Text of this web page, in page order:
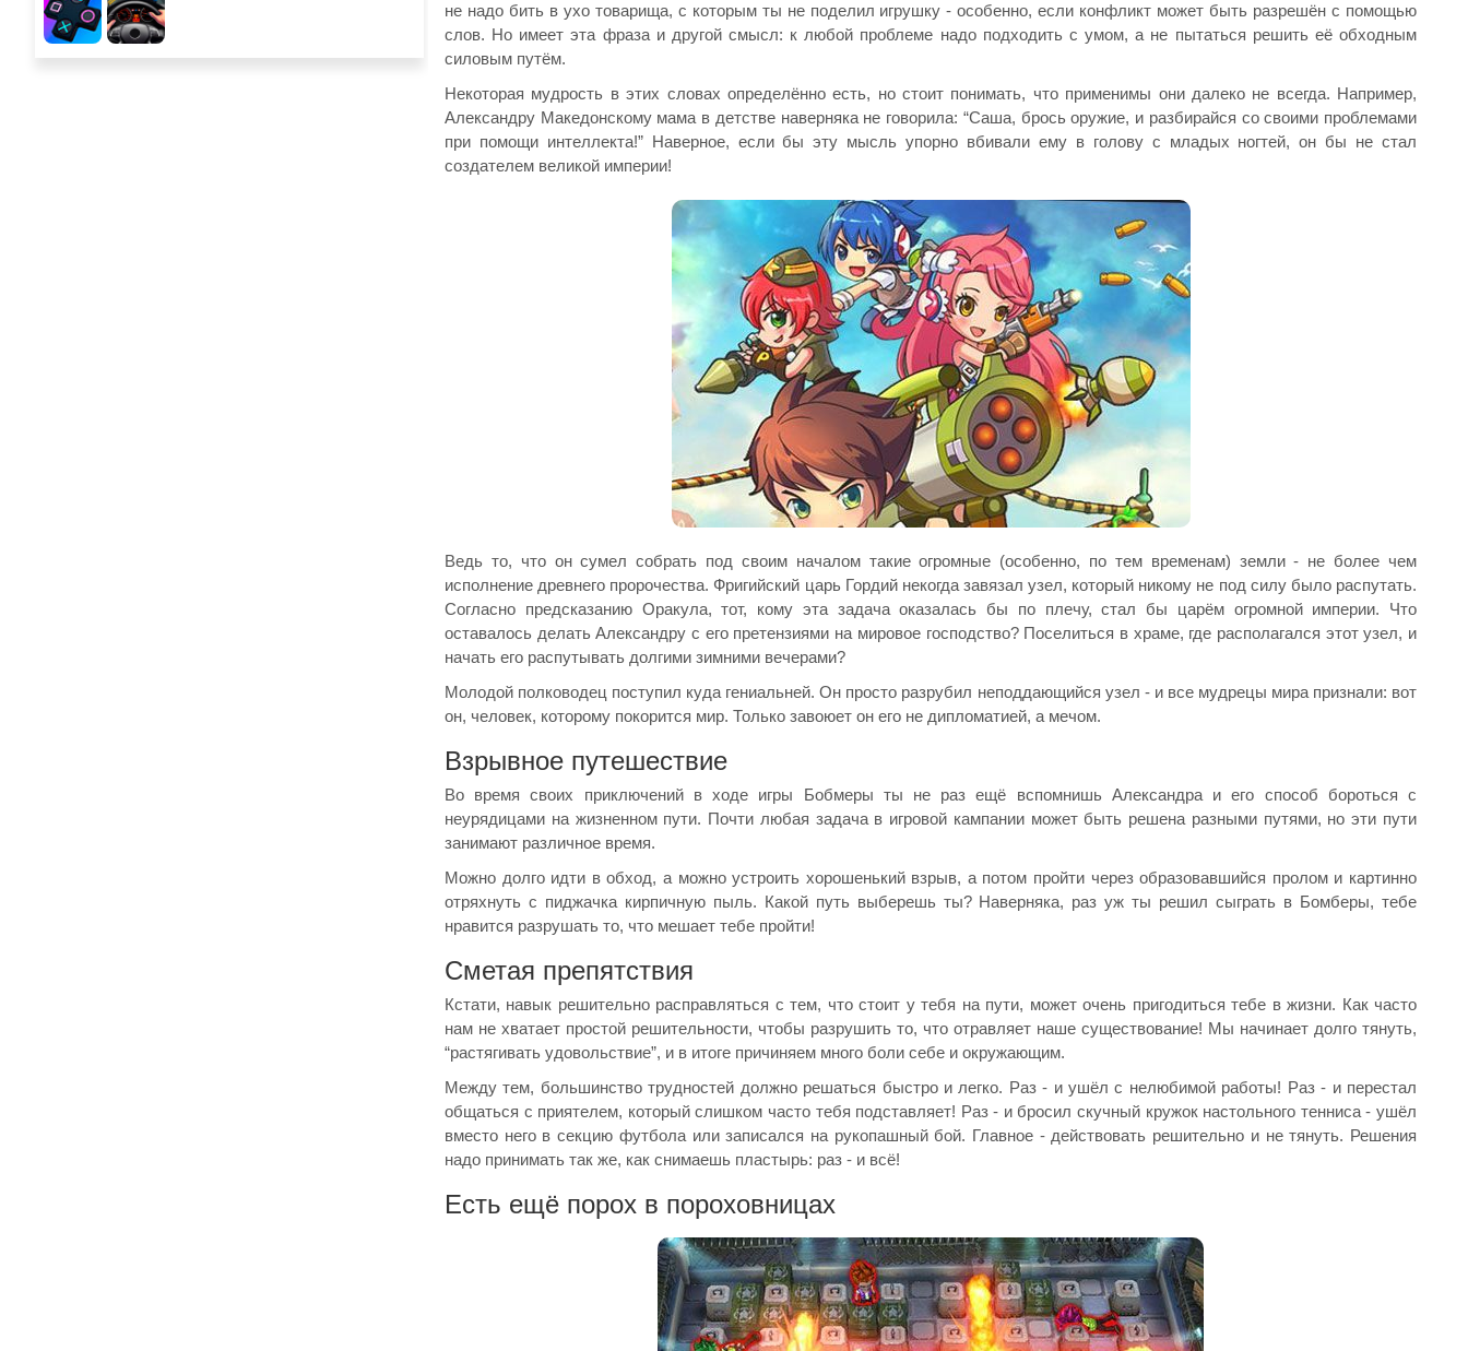
не надо бить в ухо товарища, с которым ты не поделил игрушку - особенно, если конфликт может быть разрешён с помощью
слов. Но имеет эта фраза и другой смысл: к любой проблеме надо подходить с умом, а не пытаться решить её обходным
силовым путём.
Некоторая мудрость в этих словах определённо есть, но стоит понимать, что применимы они далеко не всегда. Например,
Александру Македонскому мама в детстве наверняка не говорила: “Саша, брось оружие, и разбирайся со своими проблемами
при помощи интеллекта!” Наверное, если бы эту мысль упорно вбивали ему в голову с младых ногтей, он бы не стал
создателем великой империи!
Ведь то, что он сумел собрать под своим началом такие огромные (особенно, по тем временам) земли - не более чем
исполнение древнего пророчества. Фригийский царь Гордий некогда завязал узел, который никому не под силу было распутать.
Согласно предсказанию Оракула, тот, кому эта задача оказалась бы по плечу, стал бы царём огромной империи. Что
оставалось делать Александру с его претензиями на мировое господство? Поселиться в храме, где располагался этот узел, и
начать его распутывать долгими зимними вечерами?
Молодой полководец поступил куда гениальней. Он просто разрубил неподдающийся узел - и все мудрецы мира признали: вот
он, человек, которому покорится мир. Только завоюет он его не дипломатией, а мечом.
Взрывное путешествие
Во время своих приключений в ходе игры Бобмеры ты не раз ещё вспомнишь Александра и его способ бороться с
неурядицами на жизненном пути. Почти любая задача в игровой кампании может быть решена разными путями, но эти пути
занимают различное время.
Можно долго идти в обход, а можно устроить хорошенький взрыв, а потом пройти через образовавшийся пролом и картинно
отряхнуть с пиджачка кирпичную пыль. Какой путь выберешь ты? Наверняка, раз уж ты решил сыграть в Бомберы, тебе
нравится разрушать то, что мешает тебе пройти!
Сметая препятствия
Кстати, навык решительно расправляться с тем, что стоит у тебя на пути, может очень пригодиться тебе в жизни. Как часто
нам не хватает простой решительности, чтобы разрушить то, что отравляет наше существование! Мы начинает долго тянуть,
“растягивать удовольствие”, и в итоге причиняем много боли себе и окружающим.
Между тем, большинство трудностей должно решаться быстро и легко. Раз - и ушёл с нелюбимой работы! Раз - и перестал
общаться с приятелем, который слишком часто тебя подставляет! Раз - и бросил скучный кружок настольного тенниса - ушёл
вместо него в секцию футбола или записался на рукопашный бой. Главное - действовать решительно и не тянуть. Решения
надо принимать так же, как снимаешь пластырь: раз - и всё!
Есть ещё порох в пороховницах